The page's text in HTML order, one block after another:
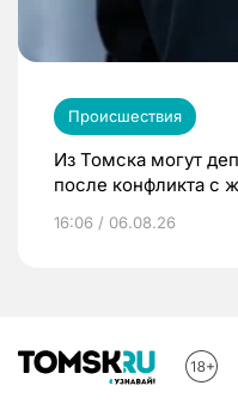
Происшествия
Из Томска могут
после конфликта с
16:06 / 06.08.26